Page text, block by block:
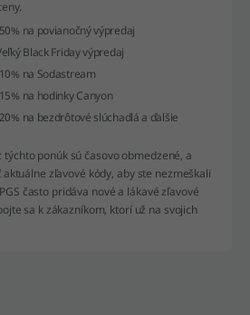
na povianočný výpredaj
Black Friday výpredaj
na Sodastream
na hodinky Canyon
na bezdrôtové slúchadlá a ďalšie
týchto ponúk sú časovo obmedzené, a
zľavové kódy, aby ste nezmeškali
často pridáva nové a lákavé zľavové
sa k zákazníkom, ktorí už na svojich